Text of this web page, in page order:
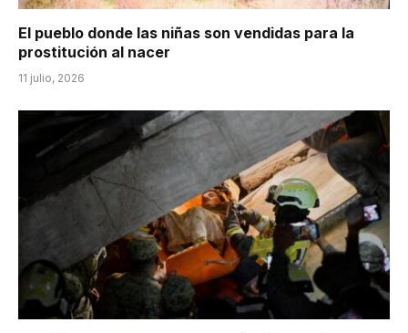
El pueblo donde las niñas son vendidas para la
prostitución al nacer
11 julio, 2026